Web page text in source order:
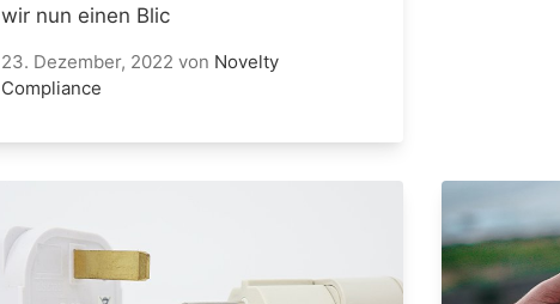
wir nun einen Blic
23. Dezember, 2022 von Novelty
Compliance